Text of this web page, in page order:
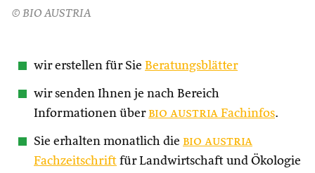
© BIO AUSTRIA
wir erstellen für Sie Beratungsblätter
wir senden Ihnen je nach Bereich
Informationen über bio austria Fachinfos.
Sie erhalten monatlich die bio austria
Fachzeitschrift für Landwirtschaft und Ökologie